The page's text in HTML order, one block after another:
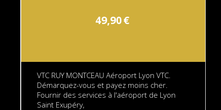
49,90€
VTC RUY MONTCEAU Aéroport Lyon VTC.
Démarquez-vous et payez moins cher.
Fournir des services à l'aéroport de Lyon
Saint Exupéry,